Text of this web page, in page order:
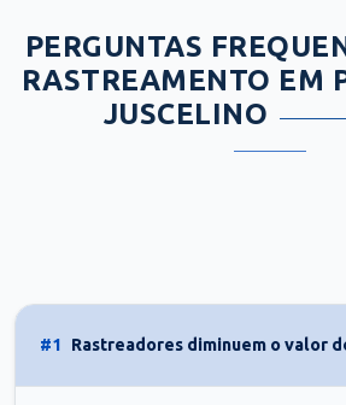
PERGUNTAS
RASTREAMENTO EM
JUSCELINO
#1 Rastreadores diminuem o valor